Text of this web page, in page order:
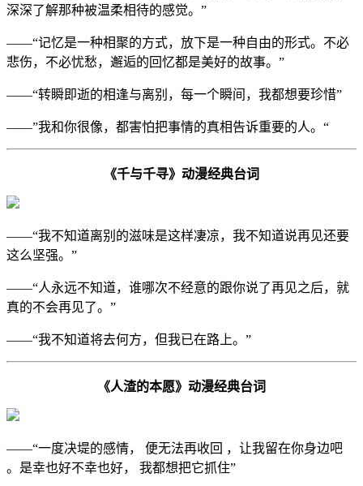
深深了解那种被温柔相待的感觉。”
——“记忆是一种相聚的方式，放下是一种自由的形式。不必
悲伤，不必忧愁，邂逅的回忆都是美好的故事。”
——“转瞬即逝的相逢与离别，每一个瞬间，我都想要珍惜”
——”我和你很像，都害怕把事情的真相告诉重要的人。“
《千与千寻》动漫经典台词
——“我不知道离别的滋味是这样凄凉，我不知道说再见还要
这么坚强。”
——“人永远不知道，谁哪次不经意的跟你说了再见之后，就
真的不会再见了。”
——“我不知道将去何方，但我已在路上。”
《人渣的本愿》动漫经典台词
——“一度决堤的感情， 便无法再收回 ，让我留在你身边吧
。是幸也好不幸也好， 我都想把它抓住”